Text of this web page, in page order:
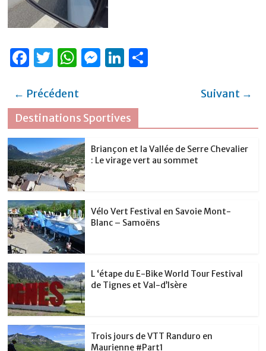
F
c
e
b
o
o
k
T
it
te
r
W
at
s
A
p
p
M
e
n
g
Li
e
dI
n
er
← Précédent
Suivant →
Destinations Sportives
Briançon et la Vallée de Serre Chevalier
: Le virage vert au sommet
Vélo Vert Festival en Savoie Mont-
Blanc – Samoëns
L ‘étape du E-Bike World Tour Festival
de Tignes et Val-d’Isère
Trois jours de VTT Randuro en
Maurienne #Part1